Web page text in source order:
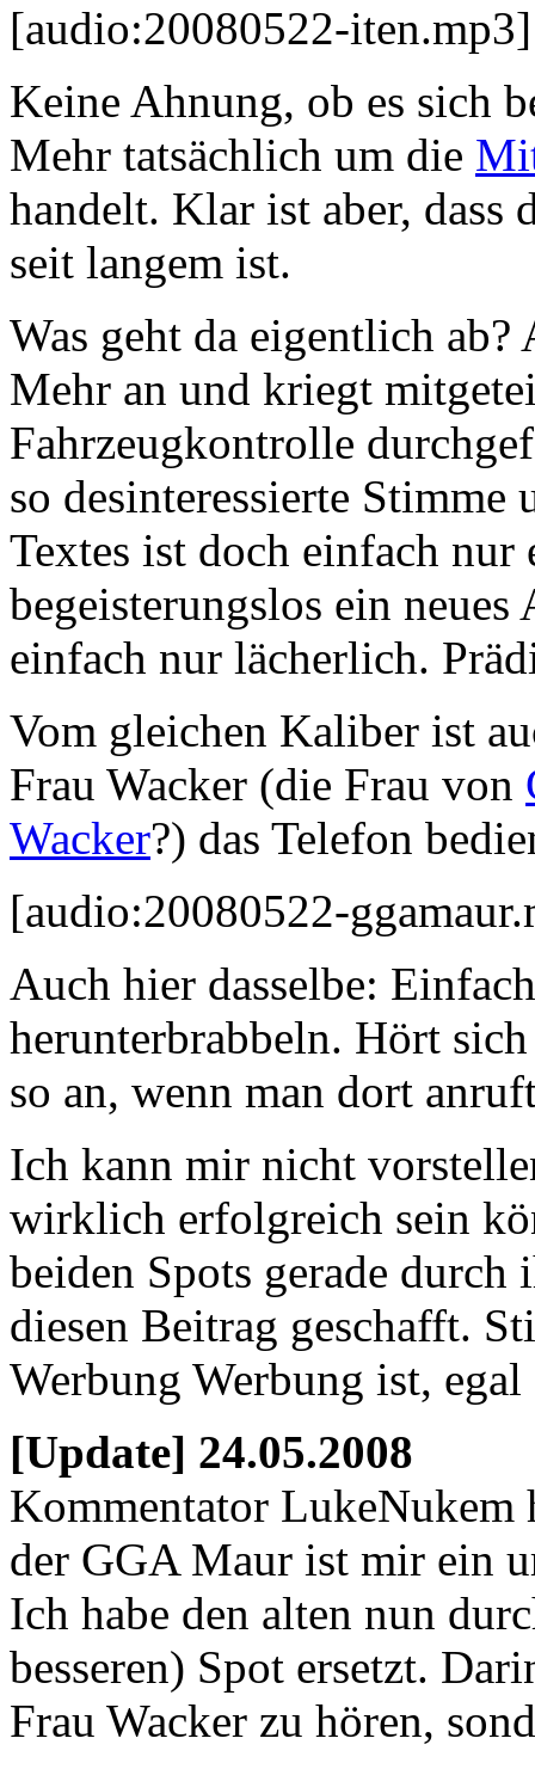
[audio:20080522-iten.mp3]
Keine Ahnung, ob es sich
Mehr tatsächlich um die
handelt. Klar ist aber, dass
seit langem ist.
Was geht da eigentlich
Mehr an und kriegt
Fahrzeugkontrolle
so desinteressierte Stimme
Textes ist doch einfach nur
begeisterungslos ein
einfach nur lächerlich.
Vom gleichen Kaliber ist
Frau Wacker (die Frau von
Wacker?) das Telefon
[audio:20080522-
Auch hier dasselbe:
herunterbrabbeln. Hört
so an, wenn man dort
Ich kann mir nicht
wirklich erfolgreich sein
beiden Spots gerade
diesen Beitrag geschafft.
Werbung Werbung ist,
[Update] 24.05.2008
Kommentator LukeNukem
der GGA Maur ist mir ein
Ich habe den alten nun
besseren) Spot ersetzt.
Frau Wacker zu hören,